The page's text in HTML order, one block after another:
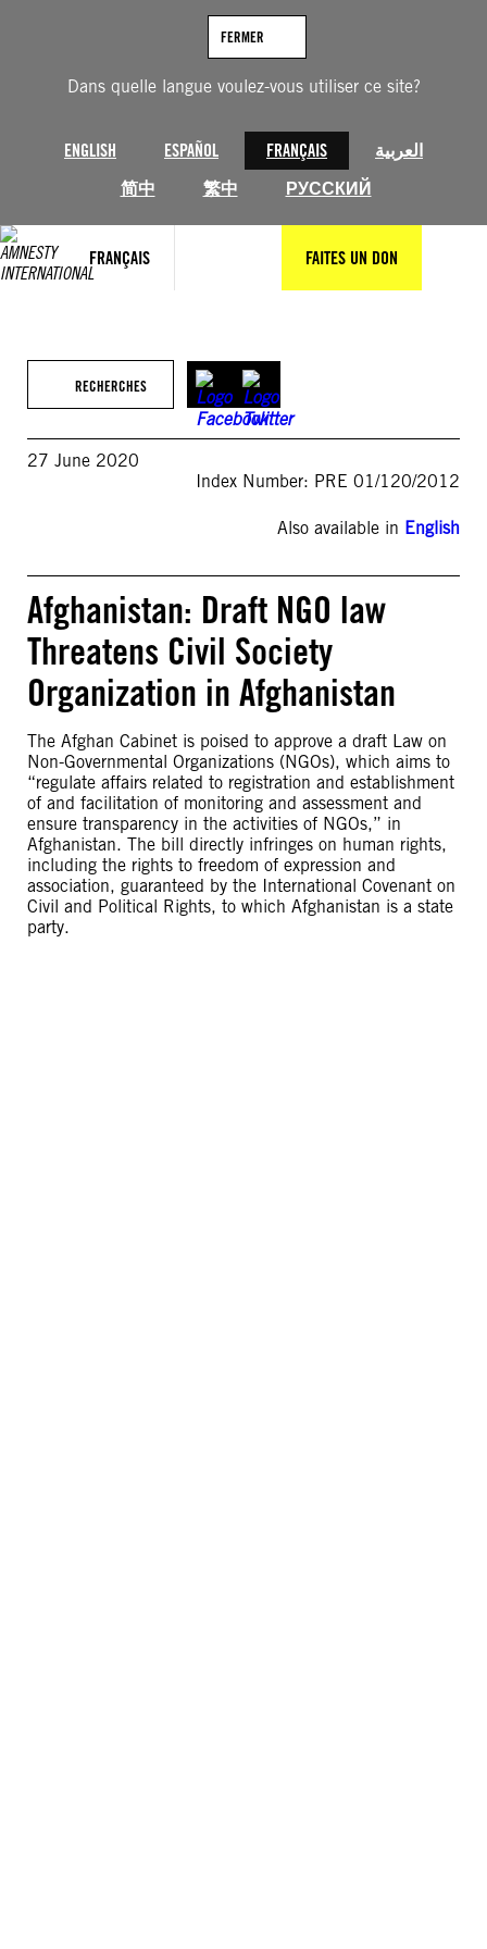
Dans quelle langue voulez-vous utiliser ce site?
ENGLISH ESPAÑOL FRANÇAIS
العربية
简中
繁中 РУССКИЙ
FERMER
FRANÇAIS FAITES UN DON
RECHERCHES
27 June 2020
Index Number: PRE 01/120/2012
Also available in English
Afghanistan: Draft NGO law
Threatens Civil Society
Organization in Afghanistan
The Afghan Cabinet is poised to approve a draft Law on
Non-Governmental Organizations (NGOs), which aims to
“regulate affairs related to registration and establishment
of and facilitation of monitoring and assessment and
ensure transparency in the activities of NGOs,” in
Afghanistan. The bill directly infringes on human rights,
including the rights to freedom of expression and
association, guaranteed by the International Covenant on
Civil and Political Rights, to which Afghanistan is a state
party.